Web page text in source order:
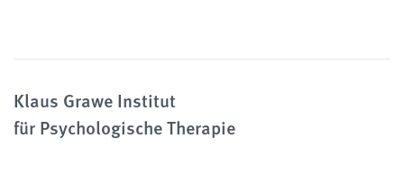
Klaus Grawe Institut
für Psychologische Therapie